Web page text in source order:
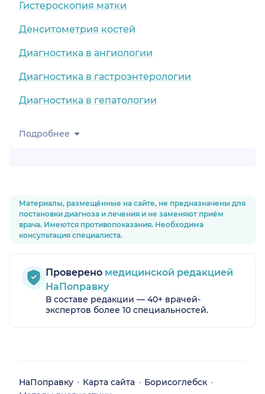
Гистероскопия матки
Денситометрия костей
Диагностика в ангиологии
Диагностика в гастроэнтерологии
Диагностика в гепатологии
Подробнее
Материалы, размещённые на сайте, не предназначены для
постановки диагноза и лечения и не заменяют приём
врача. Имеются противопоказания. Необходима
консультация специалиста.
Проверено медицинской редакцией
НаПоправку
В составе редакции — 40+ врачей-
экспертов более 10 специальностей.
НаПоправку Карта сайта
Борисоглебск